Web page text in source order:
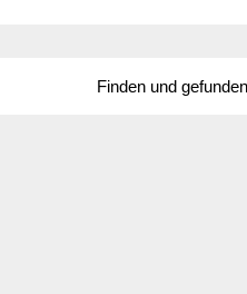
Finden und